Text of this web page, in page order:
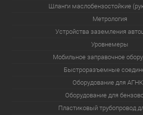
Шланги маслобензостойкие
Метрология
Устройства заземления
Уровнемеры
Мобильное заправочное
Быстроразъемные
Оборудование для
Оборудование для
Пластиковый трубопровод